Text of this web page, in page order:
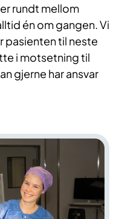
rundt mellom
én om gangen. Vi
pasienten til neste
i motsetning til
gjerne har ansvar